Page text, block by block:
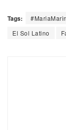
Tags: #MariaMarin
El Sol Latino